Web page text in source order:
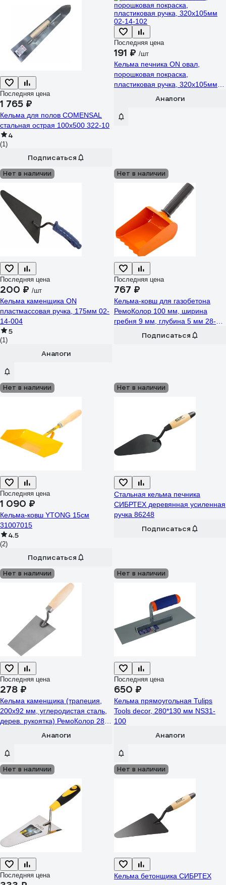
Последняя цена
1 765 ₽
Кельма для полов COMENSAL
стальная острая 100х500 322-10
4
(1)
Подписаться
Последняя цена
191 ₽ /шт
Кельма печника ON овал,
порошковая покраска,
пластиковая ручка, 320x105мм
Аналоги
Нет в наличии
Последняя цена
200 ₽ /шт
Кельма каменщика ON
пластмассовая ручка, 175мм 02-
14-004
5
(1)
Аналоги
Нет в наличии
Последняя цена
767 ₽
Кельма-ковш для газобетона
РемоКолор 100 мм, ширина
гребня 9 мм, глубина 5 мм 28-5-
Подписаться
Нет в наличии
Последняя цена
1 090 ₽
Кельма-ковш YTONG 15см
31007015
4.5
(2)
Подписаться
Нет в наличии
Стальная кельма печника
СИБРТЕХ деревянная усиленная
ручка 86248
Подписаться
Нет в наличии
Последняя цена
278 ₽
Кельма каменщика (трапеция,
200x92 мм, углеродистая сталь,
дерев. рукоятка) РемоКолор 28-
Аналоги
Нет в наличии
Последняя цена
650 ₽
Кельма прямоугольная Tulips
Tools decor, 280*130 мм NS31-
100
Аналоги
Нет в наличии
Последняя цена
Нет в наличии
Кельма бетонщика СИБРТЕХ